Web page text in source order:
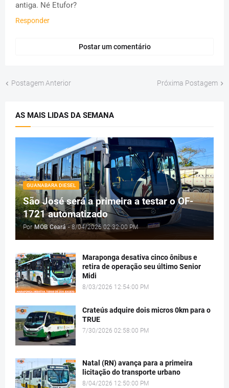
antiga. Né Etufor?
Responder
Postar um comentário
Postagem Anterior Próxima Postagem
AS MAIS LIDAS DA SEMANA
GUANABARA DIESEL
São José será a primeira a testar o OF-
1721 automatizado
Por MOB Ceará - 8/04/2026 02:32:00 PM
Maraponga desativa cinco ônibus e
retira de operação seu último Senior
Midi
8/03/2026 12:54:00 PM
Crateús adquire dois micros 0km para o
TRUE
7/30/2026 02:58:00 PM
Natal (RN) avança para a primeira
licitação do transporte urbano
8/04/2026 12:50:00 PM